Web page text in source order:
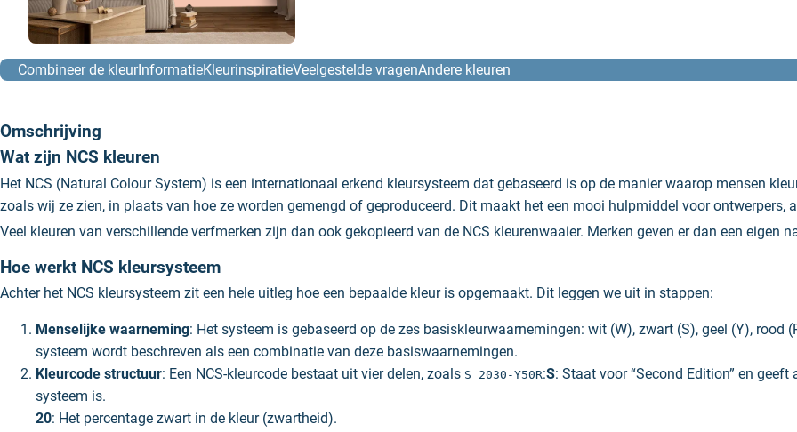
Combineer de kleurInformatieKleurinspiratieVeelgestelde vragenAndere kleuren
Omschrijving
Wat zijn NCS kleuren
Het NCS (Natural Colour System) is een internationaal erkend kleursysteem dat gebaseerd is op de manier waarop mensen
zoals wij ze zien, in plaats van hoe ze worden gemengd of geproduceerd. Dit maakt het een mooi hulpmiddel voor ontwerpers,
Veel kleuren van verschillende verfmerken zijn dan ook gekopieerd van de NCS kleurenwaaier. Merken geven er dan een eigen
Hoe werkt NCS kleursysteem
Achter het NCS kleursysteem zit een hele uitleg hoe een bepaalde kleur is opgemaakt. Dit leggen we uit in stappen:
Menselijke waarneming: Het systeem is gebaseerd op de zes basiskleurwaarnemingen: wit (W), zwart (S), geel (Y), rood
systeem wordt beschreven als een combinatie van deze basiswaarnemingen.
Kleurcode structuur: Een NCS-kleurcode bestaat uit vier delen, zoals S 2030-Y50R:S: Staat voor “Second Edition” en
systeem is.
20: Het percentage zwart in de kleur (zwartheid).